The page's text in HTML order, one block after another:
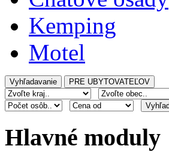
Kemping
Motel
Hlavné moduly